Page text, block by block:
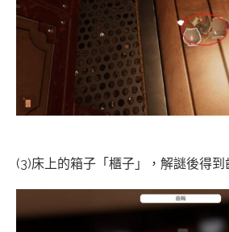
(3)床上的箱子「櫃子」，解謎後得